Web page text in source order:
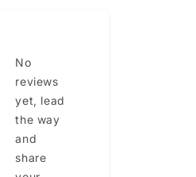
No
reviews
yet, lead
the way
and
share